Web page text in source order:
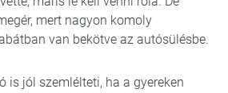
mert nagyon komoly
van bekötve az autósülésbe.
is jól szemlélteti, ha a gyereken